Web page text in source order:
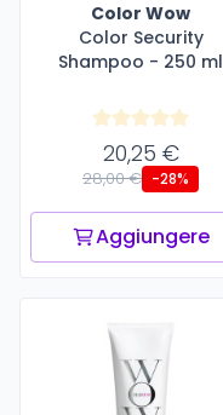
Color Wow
Color Security
Shampoo - 250 ml
20,25 €
28,00 € -28%
Aggiungere